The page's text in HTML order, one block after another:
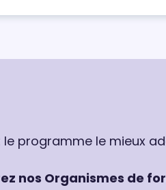
programme le mieux
nos Organismes de